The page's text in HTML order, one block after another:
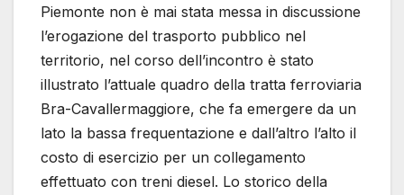
Piemonte non è mai stata messa in discussione
l’erogazione del trasporto pubblico nel
territorio, nel corso dell’incontro è stato
illustrato l’attuale quadro della tratta ferroviaria
Bra-Cavallermaggiore, che fa emergere da un
lato la bassa frequentazione e dall’altro l’alto il
costo di esercizio per un collegamento
effettuato con treni diesel. Lo storico della